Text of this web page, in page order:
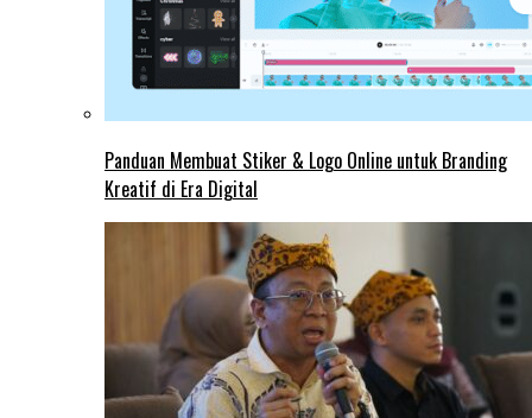
Panduan Membuat Stiker & Logo Online untuk Branding
Kreatif di Era Digital